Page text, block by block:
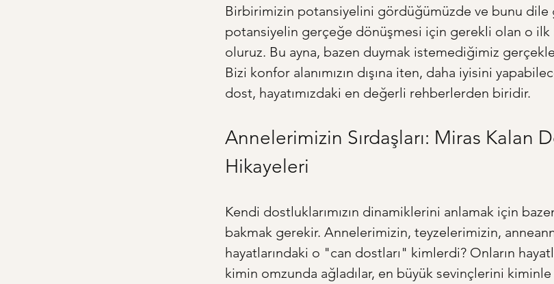
Birbirimizin potansiyelini gördüğümüzde ve bunu
potansiyelin gerçeğe dönüşmesi için gerekli olan o ilk
oluruz. Bu ayna, bazen duymak istemediğimiz
Bizi konfor alanımızın dışına iten, daha iyisini
dost, hayatımızdaki en değerli rehberlerden biridir.
Annelerimizin Sırdaşları: Miras Kalan
Hikayeleri
Kendi dostluklarımızın dinamiklerini anlamak için
bakmak gerekir. Annelerimizin, teyzelerimizin,
hayatlarındaki o "can dostları" kimlerdi? Onların
kimin omzunda ağladılar, en büyük sevinçlerini kiminle